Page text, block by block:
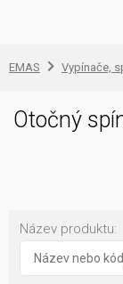
EMAS Vypínače,
Otočný
Název produktu: